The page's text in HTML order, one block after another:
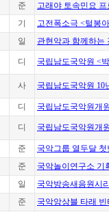
준
고래야 토속민요
기
고전폭소극 <털봉
일
관현악과 함께하는
디 국립남도국악원 <
사 국립남도국악원 10
디
국립남도국악원개
디 국립남도국악원개
준
국악그룹 열두달
준
국악놀이연구소 기
일
국악방송새음원시
준
국악앙상블 타래